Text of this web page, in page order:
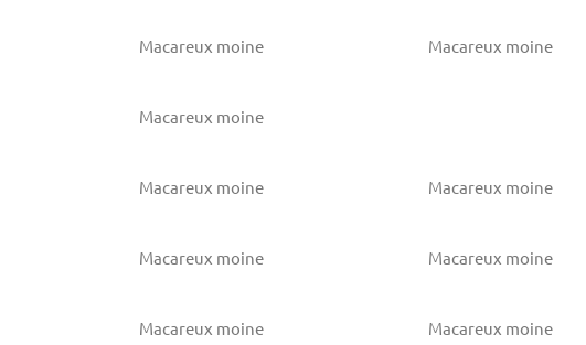
Macareux moine Macareux moine
Macareux moine
Macareux moine Macareux moine
Macareux moine Macareux moine
Macareux moine Macareux moine